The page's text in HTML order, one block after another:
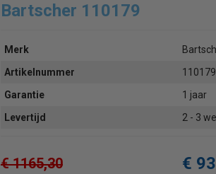
Bartscher 110179
Merk
Artikelnummer
110179
Garantie
1 jaar
Levertijd
2 - 3
€ 1165,30 €